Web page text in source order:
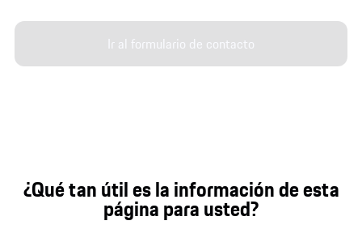
Ir al formulario de contacto
¿Qué tan útil es la información de esta
página para usted?